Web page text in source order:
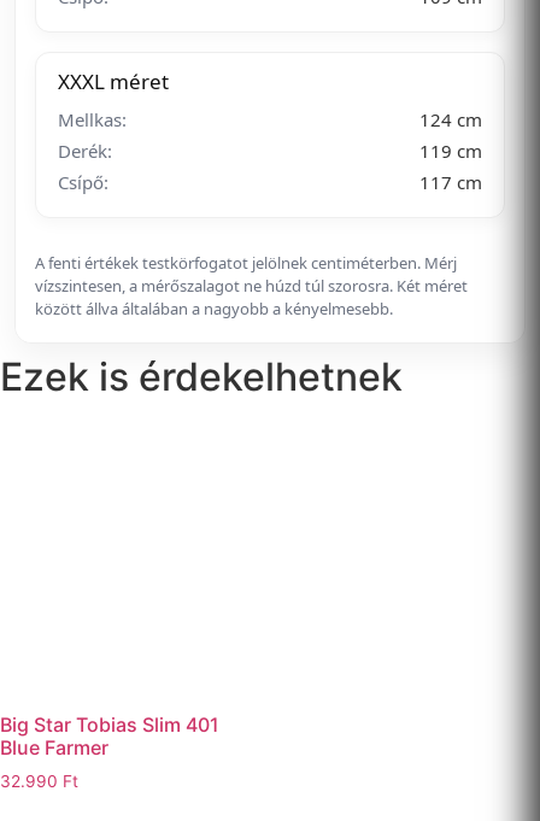
XXXL méret
Mellkas:
124 cm
Derék:
119 cm
Csípő:
117 cm
A fenti értékek testkörfogatot jelölnek centiméterben. Mérj
vízszintesen, a mérőszalagot ne húzd túl szorosra. Két méret
között állva általában a nagyobb a kényelmesebb.
Ezek is érdekelhetnek
Big Star Tobias Slim 401
Blue Farmer
32.990 Ft